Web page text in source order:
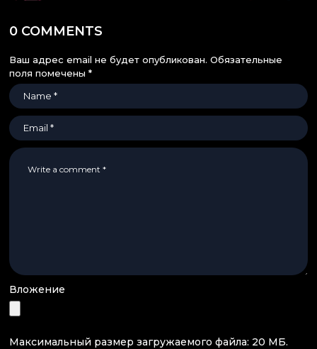
0 COMMENTS
Ваш адрес email не будет опубликован. Обязательные
поля помечены *
Вложение
Максимальный размер загружаемого файла: 20 МБ.